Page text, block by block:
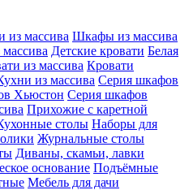
из массива Шкафы из массива
Детские кровати Белая
из массива Кровати
из массива Серия шкафов
Хьюстон Серия шкафов
Прихожие с каретной
столы Наборы для
Журнальные столы
Диваны, скамьи, лавки
основание Подъёмные
Мебель для дачи